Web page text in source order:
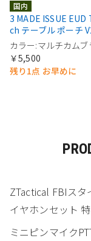
国内
3 MADE ISSUE
ch テーブル ポーチ
カラー:マルチカムブ
￥5,500
残り1点 お早めに
ZTactical FBIス
イヤホンセット
ミニピンマイク